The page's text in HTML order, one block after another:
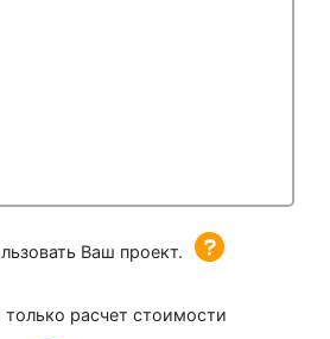
Ваш проект.
расчет стоимости